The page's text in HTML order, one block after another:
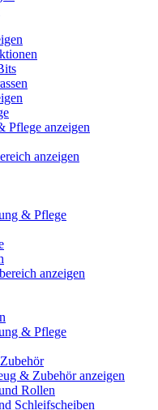
Pflege anzeigen
anzeigen
& Pflege
anzeigen
& Pflege
& Zubehör anzeigen
Rollen
Schleifscheiben